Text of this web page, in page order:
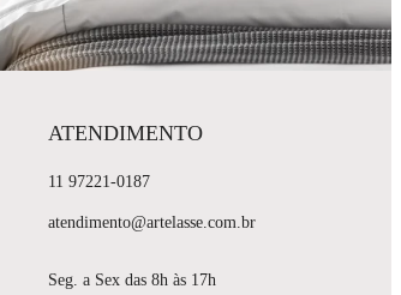
ATENDIMENTO
11 97221-0187
atendimento@artelasse.com.br
Seg. a Sex das 8h às 17h